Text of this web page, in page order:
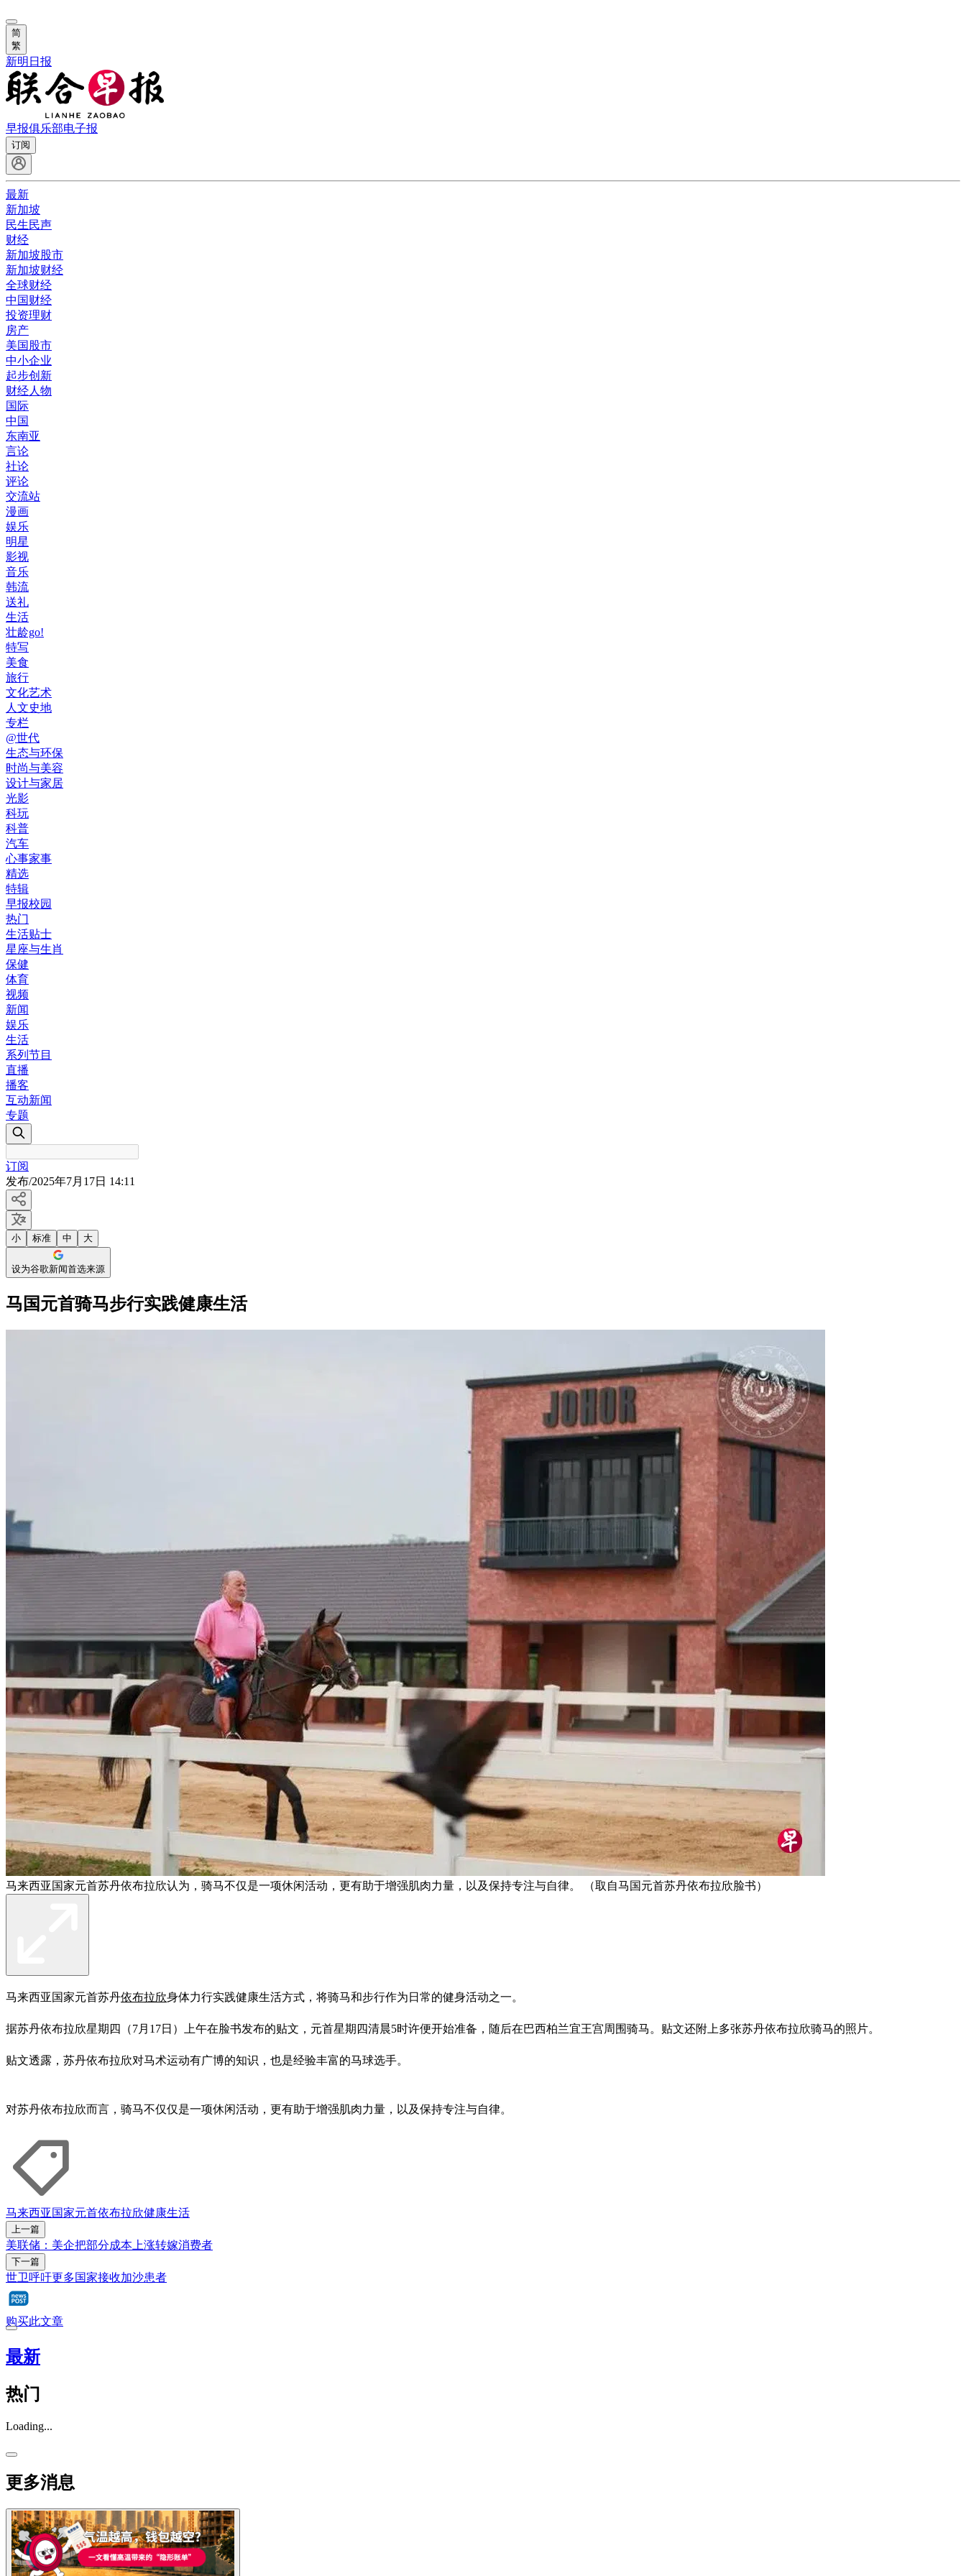
简
繁
新明日报
早报俱乐部电子报
订阅
最新
新加坡
民生民声
财经
新加坡股市
新加坡财经
全球财经
中国财经
投资理财
房产
美国股市
中小企业
起步创新
财经人物
国际
中国
东南亚
言论
社论
评论
交流站
漫画
娱乐
明星
影视
音乐
韩流
送礼
生活
壮龄go!
特写
美食
旅行
文化艺术
人文史地
专栏
@世代
生态与环保
时尚与美容
设计与家居
光影
科玩
科普
汽车
心事家事
精选
特辑
早报校园
热门
生活贴士
星座与生肖
保健
体育
视频
新闻
娱乐
生活
系列节目
直播
播客
互动新闻
专题
订阅
发布/2025年7月17日 14:11
小 标准 中 大
设为谷歌新闻首选来源
马国元首骑马步行实践健康生活
马来西亚国家元首苏丹依布拉欣认为，骑马不仅是一项休闲活动，更有助于增强肌肉力量，以及保持专注与自律。 （取自马国元首苏丹依布拉欣脸书）
马来西亚国家元首苏丹依布拉欣身体力行实践健康生活方式，将骑马和步行作为日常的健身活动之一。
据苏丹依布拉欣星期四（7月17日）上午在脸书发布的贴文，元首星期四清晨5时许便开始准备，随后在巴西柏兰宜王宫周围骑马。贴文还附上多张苏丹依布拉欣骑马的照片。
贴文透露，苏丹依布拉欣对马术运动有广博的知识，也是经验丰富的马球选手。
对苏丹依布拉欣而言，骑马不仅仅是一项休闲活动，更有助于增强肌肉力量，以及保持专注与自律。
马来西亚 国家元首依布拉欣健康生活
上一篇
美联储：美企把部分成本上涨转嫁消费者
下一篇
世卫呼吁更多国家接收加沙患者
购买此文章
最新
热门
Loading...
更多消息